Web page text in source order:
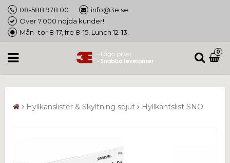
08-588 978 00
info@3e.se
Över 7.000 nöjda kunder!
Mån -tor 8-17, fre 8-15, Lunch 12-13.
0
Hyllkanslister & Skyltning spjut Hyllkantslist SNO